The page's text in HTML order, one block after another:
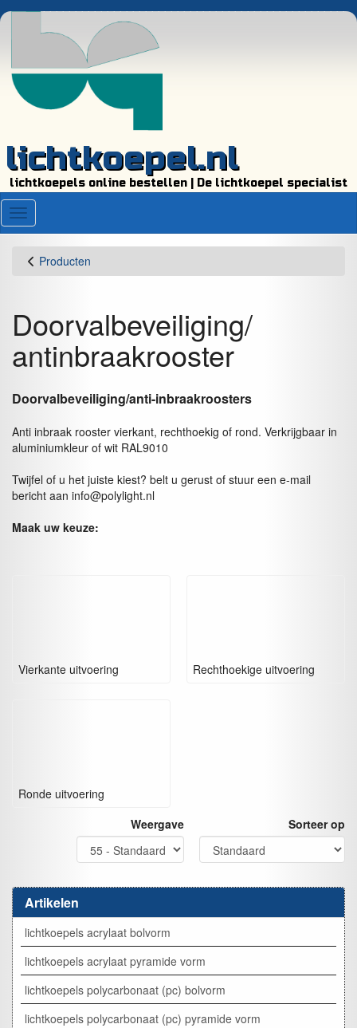
lichtkoepel.nl
lichtkoepels online bestellen | De lichtkoepel specialist
Menu
Artikelen
lichtkoepels acrylaat bolvorm
lichtkoepels acrylaat pyramide vorm
lichtkoepels polycarbonaat (pc) bolvorm
lichtkoepels polycarbonaat (pc) pyramide vorm
Producten
Doorvalbeveiliging/
antinbraakrooster
Doorvalbeveiliging/anti-inbraakroosters
Anti inbraak rooster vierkant, rechthoekig of rond. Verkrijgbaar in
aluminiumkleur of wit RAL9010
Twijfel of u het juiste kiest? belt u gerust of stuur een e-mail
bericht aan info@polylight.nl
Maak uw keuze:
Vierkante uitvoering Rechthoekige uitvoering
Ronde uitvoering
Weergave
Sorteer op